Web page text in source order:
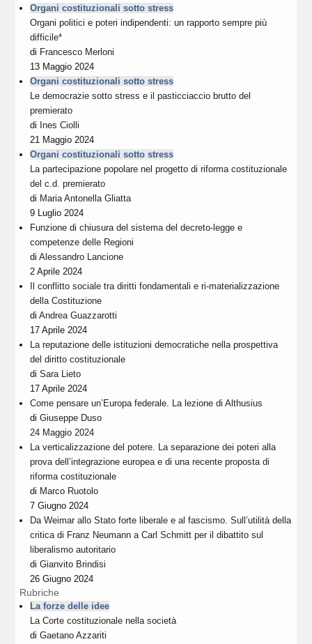
Organi costituzionali sotto stress
Organi politici e poteri indipendenti: un rapporto sempre più
difficile*
di Francesco Merloni
13 Maggio 2024
Organi costituzionali sotto stress
Le democrazie sotto stress e il pasticciaccio brutto del
premierato
di Ines Ciolli
21 Maggio 2024
Organi costituzionali sotto stress
La partecipazione popolare nel progetto di riforma costituzionale
del c.d. premierato
di Maria Antonella Gliatta
9 Luglio 2024
Funzione di chiusura del sistema del decreto-legge e
competenze delle Regioni
diAlessandro Lancione
2 Aprile 2024
Il conflitto sociale tra diritti fondamentali e ri-materializzazione
della Costituzione
diAndrea Guazzarotti
17 Aprile 2024
La reputazione delle istituzioni democratiche nella prospettiva
del diritto costituzionale
diSara Lieto
17 Aprile 2024
Come pensare un’Europa federale. La lezione di Althusius
diGiuseppe Duso
24 Maggio 2024
La verticalizzazione del potere. La separazione dei poteri alla
prova dell’integrazione europea e di una recente proposta di
riforma costituzionale
di Marco Ruotolo
7 Giugno 2024
Da Weimar allo Stato forte liberale e al fascismo. Sull’utilità della
critica di Franz Neumann a Carl Schmitt per il dibattito sul
liberalismo autoritario
diGianvito Brindisi
26 Giugno 2024
Rubriche
La forze delle idee
La Corte costituzionale nella società
diGaetano Azzariti